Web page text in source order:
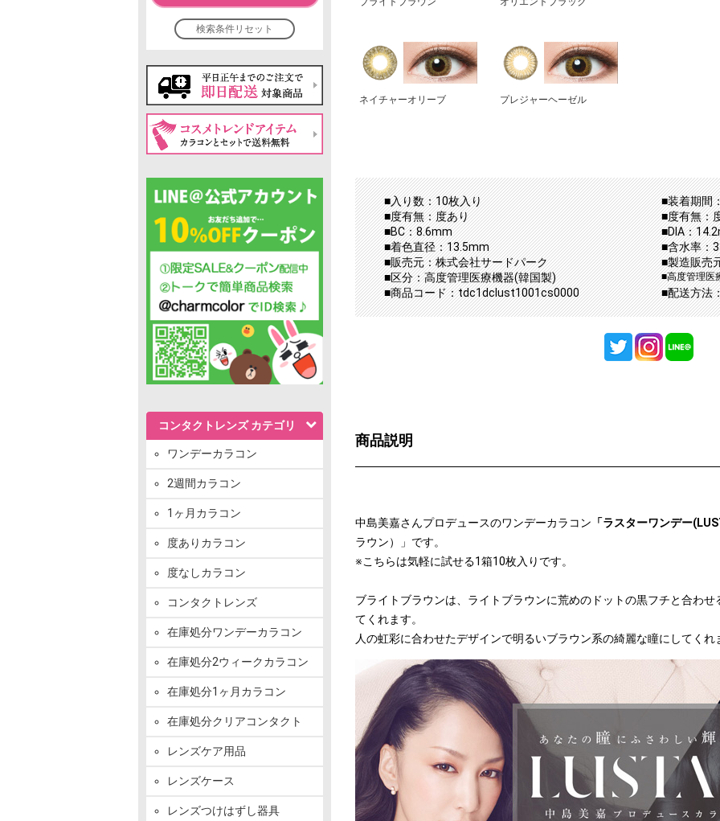
検索条件リセット
コンタクトレンズ カテゴリ
ワンデーカラコン
2週間カラコン
1ヶ月カラコン
度ありカラコン
度なしカラコン
コンタクトレンズ
在庫処分ワンデーカラコン
在庫処分2ウィークカラコン
在庫処分1ヶ月カラコン
在庫処分クリアコンタクト
レンズケア用品
レンズケース
レンズつけはずし器具
ネイチャーオリーブ プレジャーヘーゼル
■入り数：10枚入り
■装着期間
■度有無：度あり
■度有無：
■BC：8.6mm
■DIA：
■着色直径：13.5mm
■含水率：
■販売元：株式会社サードパーク
■製造販売
■区分：高度管理医療機器(韓国製)
■高度管理医
■商品コード：tdc1dclust1001cs0000 ■配送方法
商品説明
中島美嘉さんプロデュースのワンデーカラコン 「ラスターワンデー
ラウン）」です。
※こちらは気軽に試せる1箱10枚入りです。
ブライトブラウンは、ライトブラウンに荒めのドットの黒フチと合わ
てくれます。
人の虹彩に合わせたデザインで明るいブラウン系の綺麗な瞳にしてくれ